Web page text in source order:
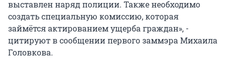
выставлен наряд полиции. Также необходимо
создать специальную комиссию, которая
займётся актированием ущерба граждан», -
цитируют в сообщении первого заммэра Михаила
Головкова.